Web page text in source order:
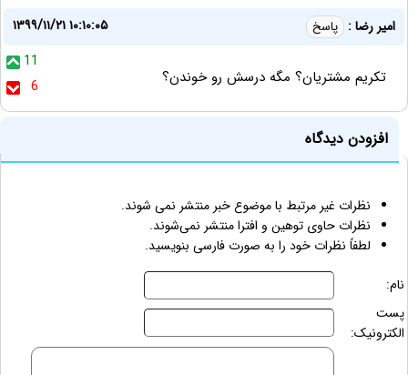
امیر رضا : پاسخ
۱۳۹۹/۱۱/۲۱ ۱۰:۱۰:۰۵
11
6
تکریم مشتریان؟ مگه درسش رو خوندن؟
افزودن دیدگاه
نظرات غیر مرتبط با موضوع خبر منتشر نمی شوند.
نظرات حاوی توهین و افترا منتشر نمی‌شوند.
لطفاً نظرات خود را به صورت فارسی بنویسید.
نام:
پست
الکترونیک: